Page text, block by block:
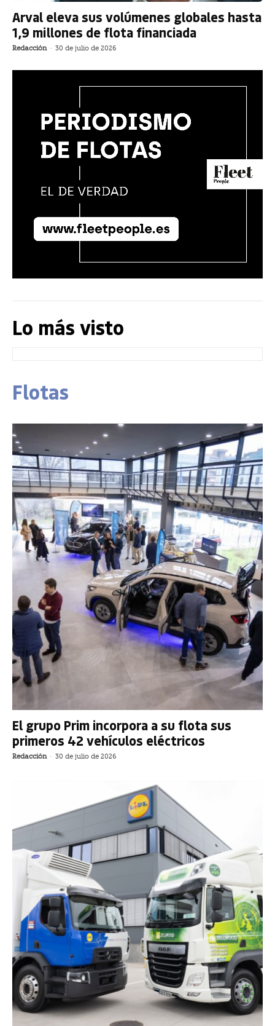
Arval eleva sus volúmenes globales hasta
1,9 millones de flota financiada
Redacción - 30 de julio de 2026
Lo más visto
Flotas
El grupo Prim incorpora a su flota sus
primeros 42 vehículos eléctricos
Redacción - 30 de julio de 2026